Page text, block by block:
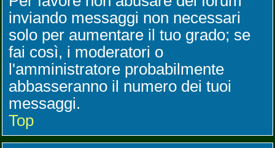
inviando messaggi non necessari
solo per aumentare il tuo grado; se
fai così, i moderatori o
l'amministratore probabilmente
abbasseranno il numero dei tuoi
messaggi.
Top